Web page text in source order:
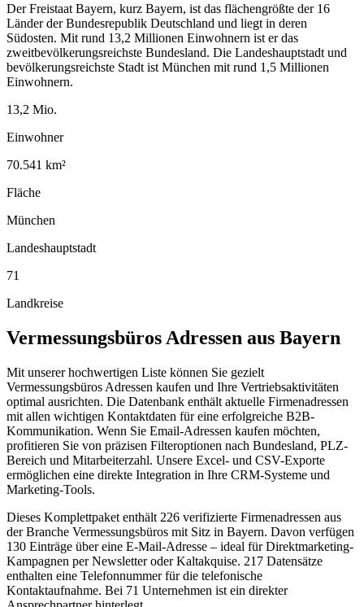
Der Freistaat Bayern, kurz Bayern, ist das flächengrößte der 16
Länder der Bundesrepublik Deutschland und liegt in deren
Südosten. Mit rund 13,2 Millionen Einwohnern ist er das
zweitbevölkerungsreichste Bundesland. Die Landeshauptstadt und
bevölkerungsreichste Stadt ist München mit rund 1,5 Millionen
Einwohnern.
13,2 Mio.
Einwohner
70.541 km²
Fläche
München
Landeshauptstadt
71
Landkreise
Vermessungsbüros Adressen aus Bayern
Mit unserer hochwertigen Liste können Sie gezielt
Vermessungsbüros Adressen kaufen und Ihre Vertriebsaktivitäten
optimal ausrichten. Die Datenbank enthält aktuelle Firmenadressen
mit allen wichtigen Kontaktdaten für eine erfolgreiche B2B-
Kommunikation. Wenn Sie Email-Adressen kaufen möchten,
profitieren Sie von präzisen Filteroptionen nach Bundesland, PLZ-
Bereich und Mitarbeiterzahl. Unsere Excel- und CSV-Exporte
ermöglichen eine direkte Integration in Ihre CRM-Systeme und
Marketing-Tools.
Dieses Komplettpaket enthält 226 verifizierte Firmenadressen aus
der Branche Vermessungsbüros mit Sitz in Bayern. Davon verfügen
130 Einträge über eine E-Mail-Adresse – ideal für Direktmarketing-
Kampagnen per Newsletter oder Kaltakquise. 217 Datensätze
enthalten eine Telefonnummer für die telefonische
Kontaktaufnahme. Bei 71 Unternehmen ist ein direkter